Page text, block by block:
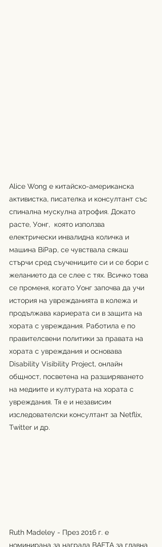
Alice Wong е китайско-американска
активистка, писателка и консултант със
спинална мускулна атрофия. Докато
расте, Уонг,  която използва
електрически инвалидна количка и
машина BiPap, се чувствала сякаш
стърчи сред съучениците си и се бори с
желанието да се слее с тях. Всичко това
се променя, когато Уонг започва да учи
история на уврежданията в колежа и
продължава кариерата си в защита на
хората с увреждания. Работила е по
правителсвени политики за правата на
хората с увреждания и основава
Disability Visibility Project, онлайн
общност, посветена на разширяването
на медиите и културата на хората с
увреждания. Тя е и независим
изследователски консултант за Netflix,
Twitter и др.
Ruth Madeley - През 2016 г. e
номинирана за награда BAFTA за главна